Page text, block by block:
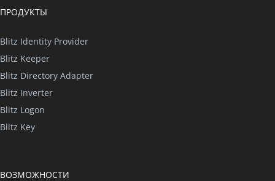
ПРОДУКТЫ
Blitz Identity Provider
Blitz Keeper
Blitz Directory Adapter
Blitz Inverter
Blitz Logon
Blitz Key
ВОЗМОЖНОСТИ